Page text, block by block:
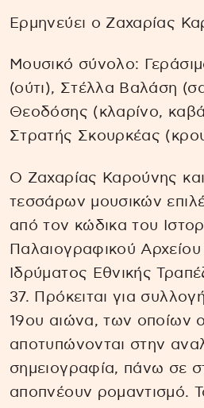
Ερμηνεύει ο Ζαχαρίας
Moυσικό σύνολο:
(ούτι), Στέλλα Βαλάση
Θεοδόσης (κλαρίνο,
Στρατής Σκουρκέας
Ο Ζαχαρίας Καρούνης
τεσσάρων μουσικών
από τον κώδικα του
Παλαιογραφικού
Ιδρύματος Εθνικής
37. Πρόκειται για
19ου αιώνα, των οποίων
αποτυπώνονται στην
σημειογραφία, πάνω σε
αποπνέουν ρομαντισμό.